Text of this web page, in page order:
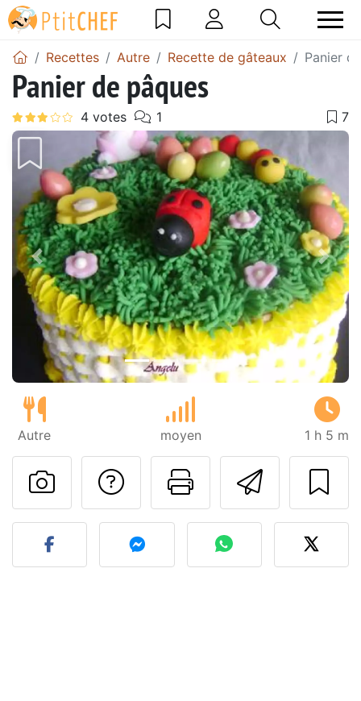
Recettes Autre Recette de gâteaux Panier
Panier de pâques
Précédent
Autre moyen 1 h 5 m
Imprimer
Poser une
Publier votre photo de